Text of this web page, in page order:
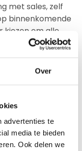
Over
advertenties te
media te bieden
Ook delen we
met sales, zelf
binnenkomende
kiezen om alle
met een
én nog
ter wereld,
welke activiteit